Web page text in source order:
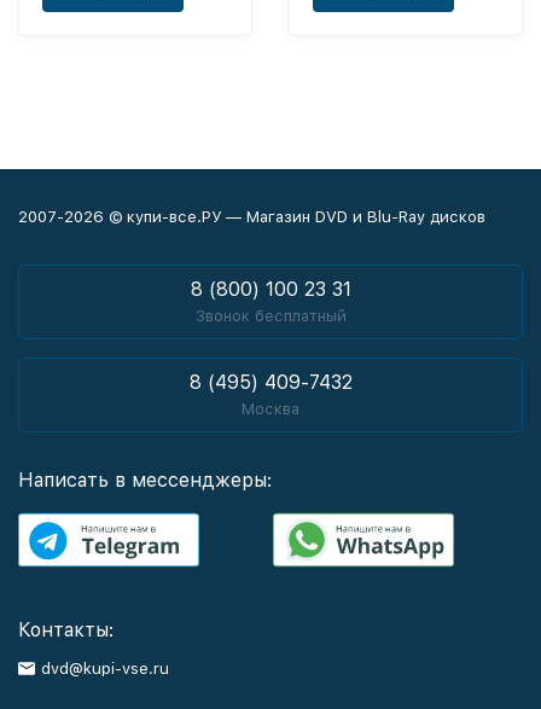
2007-2026 © купи-все.РУ — Магазин DVD и Blu-Ray дисков
8 (800) 100 23 31
Звонок бесплатный
8 (495) 409-7432
Москва
Написать в мессенджеры:
Контакты:
dvd@kupi-vse.ru